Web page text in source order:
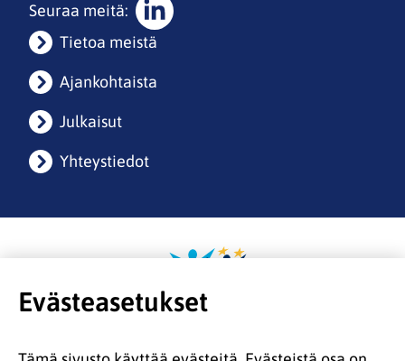
Seuraa meitä:
Sosiaalinen
media:
linkedin
Tietoa meistä
Ajankohtaista
Julkaisut
Yhteystiedot
Etusivulle
Evästeasetukset